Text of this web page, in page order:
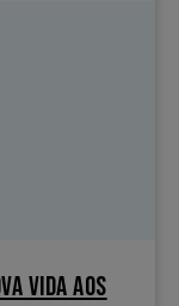
VIDA AOS